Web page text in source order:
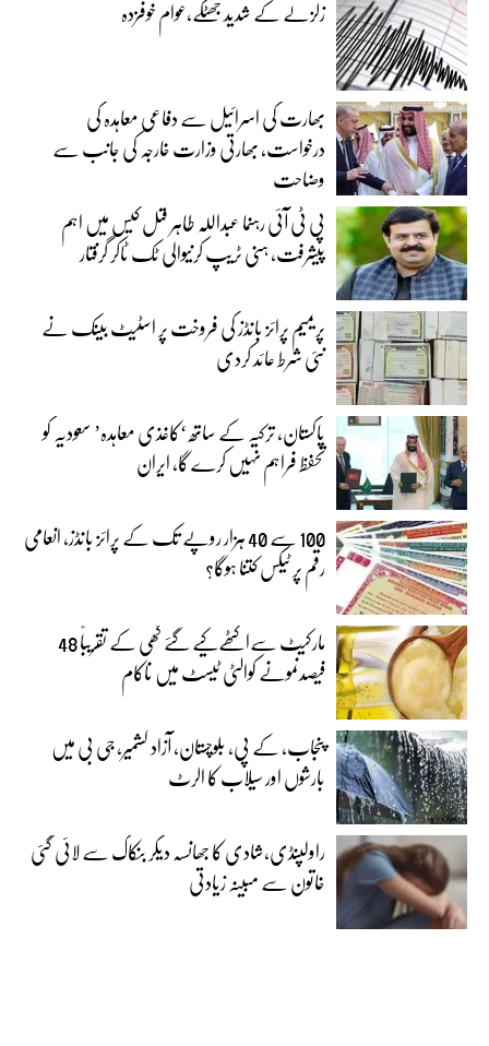
زلزلے کے شدید جھٹکے،عوام خوفزدہ
بھارت کی اسرائیل سے دفاعی معاہدہ کی
درخواست، بھارتی وزارت خارجہ کی جانب سے
وضاحت
پی ٹی آئی رہنما عبداللہ طاہر قتل کیس میں اہم
پیشرفت، ہنی ٹریپ کرنیوالی ٹک ٹاکر گرفتار
پریمیم پرائز بانڈز کی فروخت پر اسٹیٹ بینک نے
نئی شرط عائد کردی
پاکستان، ترکیہ کے ساتھ ‘کاغذی معاہدہ’ سعودیہ کو
تحفظ فراہم نہیں کرے گا، ایران
100 سے 40 ہزار روپے تک کے پرائز بانڈز، انعامی
رقم پر ٹیکس کتنا ہوگا؟
مارکیٹ سےاکٹھےکیے گئے گھی کے تقریباً 48
فیصدنمونے کوالٹی ٹیسٹ میں ناکام
پنجاب، کے پی، بلوچستان، آزاد کشمیر، جی بی میں
بارشوں اور سیلاب کا الرٹ
راولپنڈی،شادی کا جھانسہ دیکر بنکاک سے لائی گئی
خاتون سے مبینہ زیادتی